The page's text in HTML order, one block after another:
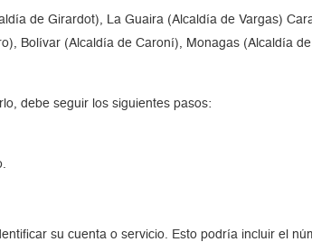
de Girardot), La Guaira (Alcaldía de Vargas)
Bolívar (Alcaldía de Caroní), Monagas (Alcaldía de
debe seguir los siguientes pasos:
su cuenta o servicio. Esto podría incluir el